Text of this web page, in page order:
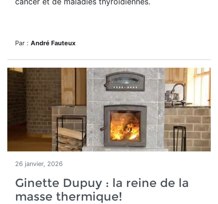
Par : André Fauteux
26 janvier, 2026
Ginette Dupuy : la reine de la
masse thermique!